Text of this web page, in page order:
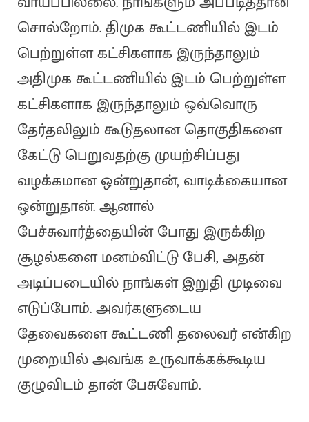
சொல்றோம். திமுக கூட்டணியில் இடம்
பெற்றுள்ள கட்சிகளாக இருந்தாலும்
அதிமுக கூட்டணியில் இடம் பெற்றுள்ள
கட்சிகளாக இருந்தாலும் ஒவ்வொரு
தேர்தலிலும் கூடுதலான தொகுதிகளை
கேட்டு பெறுவதற்கு முயற்சிப்பது
வழக்கமான ஒன்றுதான், வாடிக்கையான
ஒன்றுதான். ஆனால்
பேச்சுவார்த்தையின் போது இருக்கிற
சூழல்களை மனம்விட்டு பேசி, அதன்
அடிப்படையில் நாங்கள் இறுதி முடிவை
எடுப்போம். அவர்களுடைய
தேவைகளை கூட்டணி தலைவர் என்கிற
முறையில் அவங்க உருவாக்கக்கூடிய
குழுவிடம் தான் பேசுவோம்.